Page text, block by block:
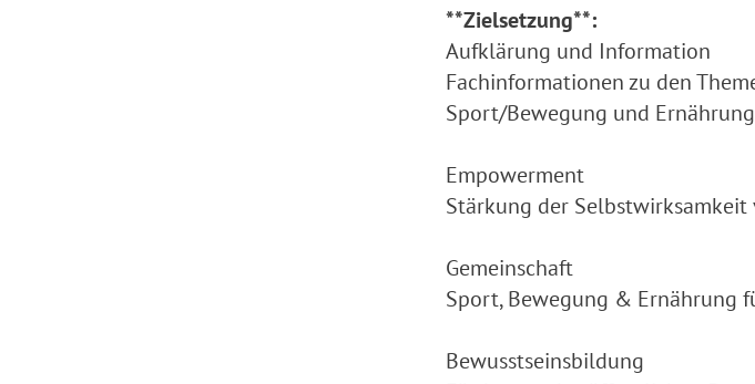
**Zielsetzung**:
Aufklärung und Information
Fachinformationen zu den
Sport/Bewegung und
Empowerment
Stärkung der
Gemeinschaft
Sport, Bewegung & Ernährung
Bewusstseinsbildung